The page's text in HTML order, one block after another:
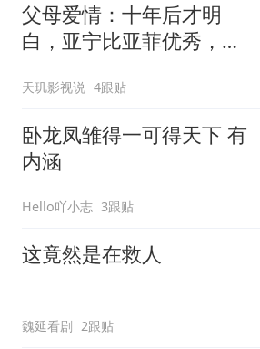
父母爱情：十年后才明
白，亚宁比亚菲优秀，为
天玑影视说 4跟贴
卧龙凤雏得一可得天下 有
内涵
Hello吖小志 3跟贴
这竟然是在救人
魏延看剧 2跟贴